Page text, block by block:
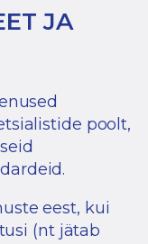
JA
poolt,
eest, kui
(nt jätab